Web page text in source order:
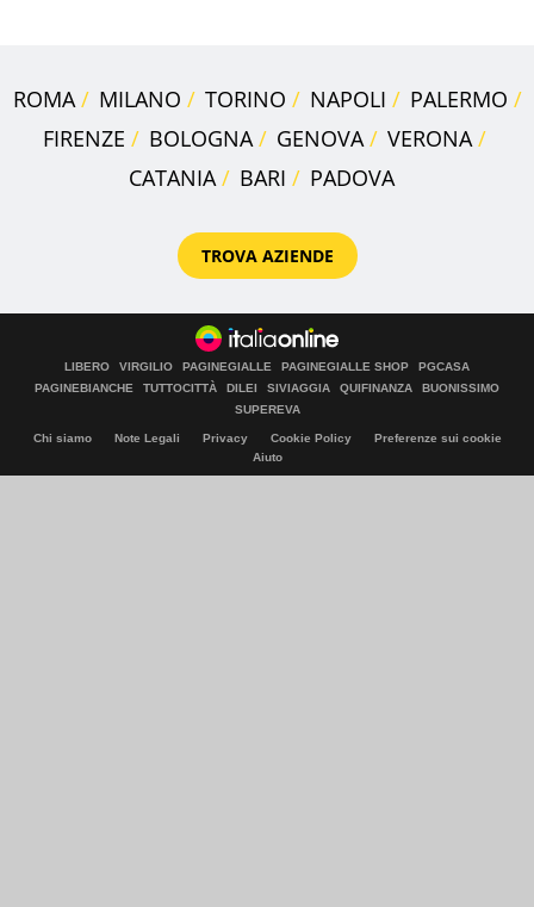
ROMA MILANO TORINO NAPOLI
PALERMO
FIRENZE
BOLOGNA GENOVA
VERONA
CATANIA
BARI PADOVA
TROVA AZIENDE
LIBERO VIRGILIO PAGINEGIALLE PAGINEGIALLE SHOP
PGCASA
PAGINEBIANCHE
TUTTOCITTÀ DILEI SIVIAGGIA QUIFINANZA
BUONISSIMO
SUPEREVA
Chi siamo Note Legali Privacy Cookie Policy
Preferenze sui cookie
Aiuto